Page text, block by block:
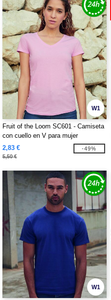
W1
Fruit of the Loom SC601 - Camiseta
con cuello en V para mujer
2,83 €
5,50 €
-49%
W1